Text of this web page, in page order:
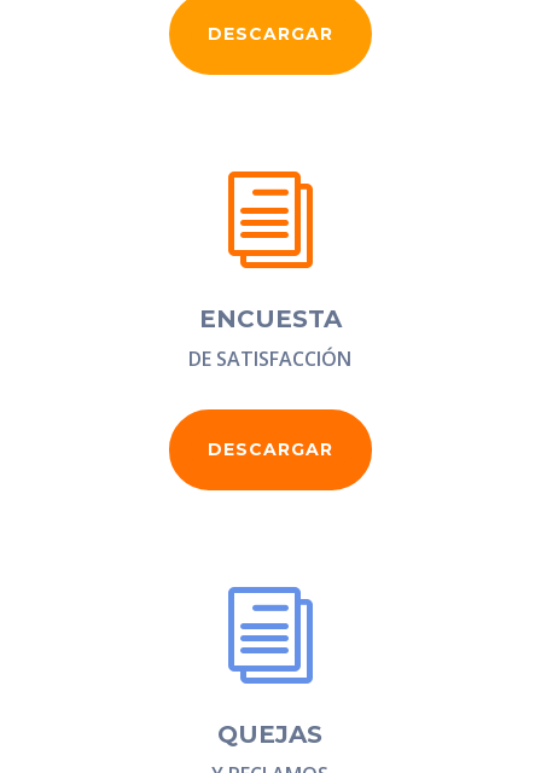
DESCARGAR
i
ENCUESTA
DE SATISFACCIÓN
DESCARGAR
i
QUEJAS